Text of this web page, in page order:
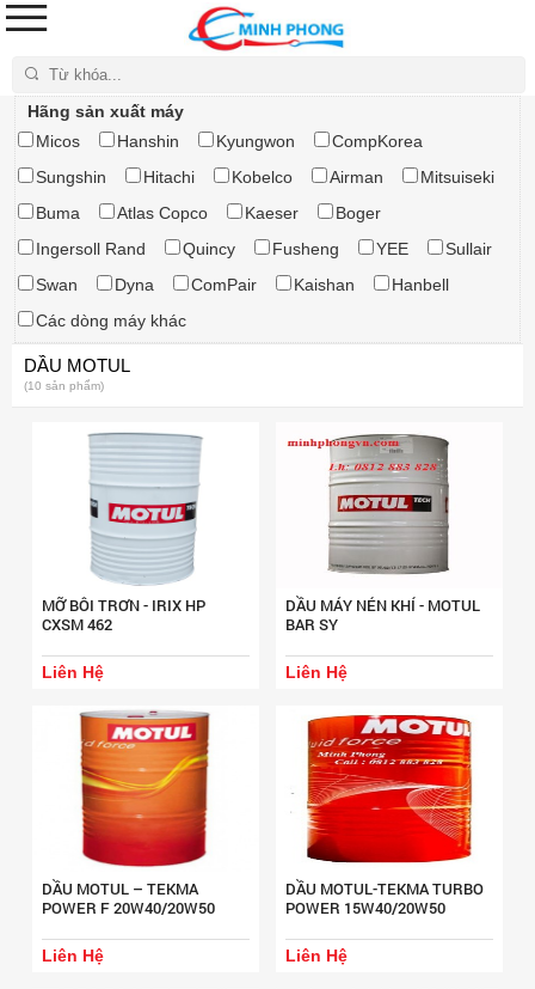
Tìm kiếm
Hãng sản xuất máy
Micos
Hanshin Kyungwon
CompKorea
Sungshin
Hitachi Kobelco Airman
Mitsuiseki
Buma
Atlas Copco Kaeser
Boger
Ingersoll Rand
Quincy Fusheng YEE
Sullair
Swan
Dyna ComPair Kaishan
Hanbell
Các dòng máy khác
DẦU MOTUL
(10 sản phẩm)
MỠ BÔI TRƠN - IRIX HP
CXSM 462
Liên Hệ
DẦU MÁY NÉN KHÍ - MOTUL
BAR SY
Liên Hệ
DẦU MOTUL – TEKMA
POWER F 20W40/20W50
Liên Hệ
DẦU MOTUL-TEKMA TURBO
POWER 15W40/20W50
Liên Hệ